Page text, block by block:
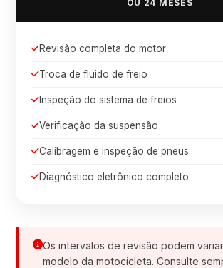
OU 24 MESES
Revisão completa do motor
Troca de fluido de freio
Inspeção do sistema de freios
Verificação da suspensão
Calibragem e inspeção de pneus
Diagnóstico eletrônico completo
Os intervalos de revisão podem
modelo da motocicleta. Consulte